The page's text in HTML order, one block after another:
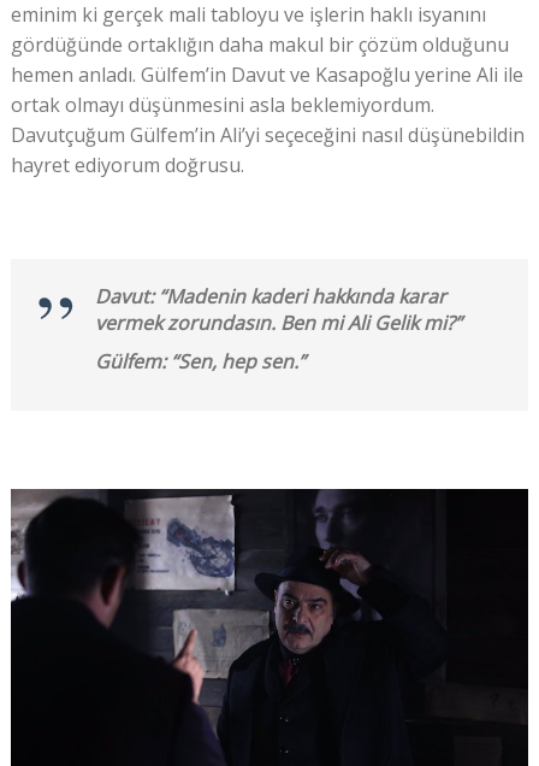
eminim ki gerçek mali tabloyu ve işlerin haklı isyanını
gördüğünde ortaklığın daha makul bir çözüm olduğunu
hemen anladı. Gülfem’in Davut ve Kasapoğlu yerine Ali ile
ortak olmayı düşünmesini asla beklemiyordum.
Davutçuğum Gülfem’in Ali’yi seçeceğini nasıl düşünebildin
hayret ediyorum doğrusu.
Davut: “Madenin kaderi hakkında karar
vermek zorundasın. Ben mi Ali Gelik mi?”
Gülfem: “Sen, hep sen.”